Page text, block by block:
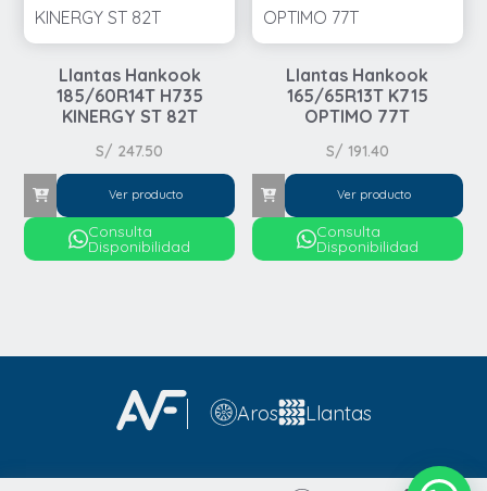
Llantas Hankook
185/60R14T H735
KINERGY ST 82T
S/ 247.50
Ver producto
Consulta
Disponibilidad
Llantas Hankook
165/65R13T K715
OPTIMO 77T
S/ 191.40
Ver producto
Consulta
Disponibilidad
Aros Llantas